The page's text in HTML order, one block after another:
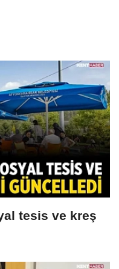
tesis ve kreş